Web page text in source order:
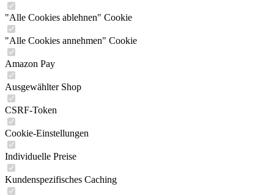
"Alle Cookies ablehnen" Cookie
"Alle Cookies annehmen" Cookie
Amazon Pay
Ausgewählter Shop
CSRF-Token
Cookie-Einstellungen
Individuelle Preise
Kundenspezifisches Caching